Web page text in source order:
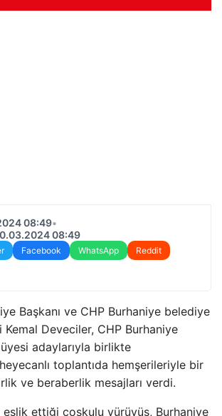
08:49•
08:49
Facebook WhatsApp
Reddit
Başkanı ve CHP Burhaniye belediye
Kemal Deveciler, CHP Burhaniye
adaylarıyla birlikte
toplantıda hemşerileriyle bir
ve beraberlik mesajları verdi.
ettiği coşkulu yürüyüş, Burhaniye